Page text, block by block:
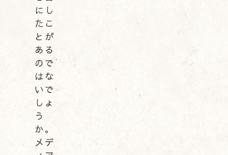
にし
たこ
とが
ある
ので
はな
いで
しょ
う
か。
メデ